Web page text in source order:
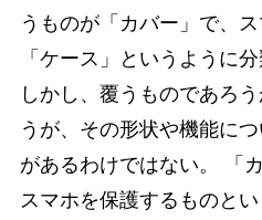
うものが「カバー」で、
「ケース」というように
しかし、覆うものであろ
うが、その形状や機能に
があるわけではない。 「
スマホを保護するものと